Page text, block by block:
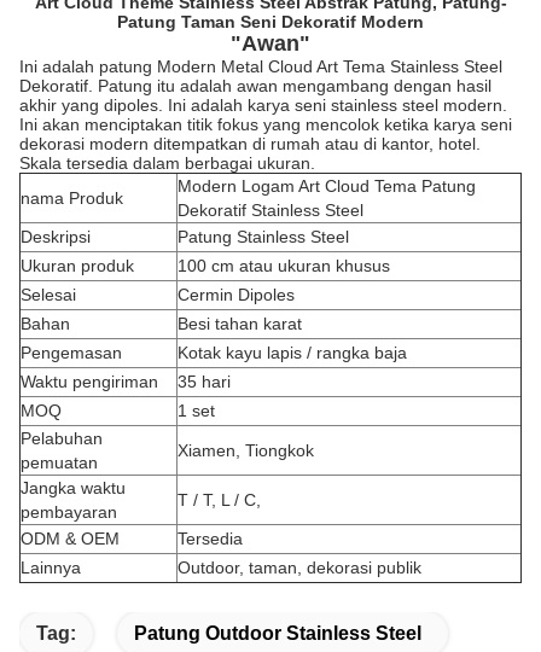
Patung Taman Seni Dekoratif Modern
"Awan"
Ini adalah patung Modern Metal Cloud Art Tema Stainless Steel
Dekoratif. Patung itu adalah awan mengambang dengan hasil
akhir yang dipoles. Ini adalah karya seni stainless steel modern.
Ini akan menciptakan titik fokus yang mencolok ketika karya seni
dekorasi modern ditempatkan di rumah atau di kantor, hotel.
Skala tersedia dalam berbagai ukuran.
nama Produk
Modern Logam Art Cloud Tema Patung
Dekoratif Stainless Steel
Deskripsi
Patung Stainless Steel
Ukuran produk
100 cm atau ukuran khusus
Selesai
Cermin Dipoles
Bahan
Besi tahan karat
Pengemasan
Kotak kayu lapis / rangka baja
Waktu pengiriman
35 hari
MOQ
1 set
Pelabuhan
pemuatan
Xiamen, Tiongkok
Jangka waktu
pembayaran
T / T, L / C,
ODM & OEM
Tersedia
Lainnya
Outdoor, taman, dekorasi publik
Tag: Patung Outdoor Stainless Steel